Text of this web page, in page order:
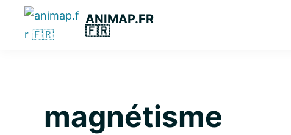
Passer
Passer
Passer
ANIMAP.FR
🇫🇷
magnétisme